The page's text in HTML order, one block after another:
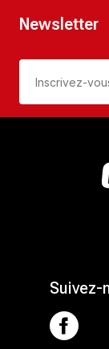
Newsletter
Suivez-